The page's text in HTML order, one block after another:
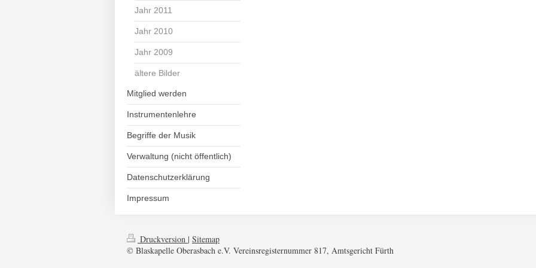
Jahr 2011
Jahr 2010
Jahr 2009
ältere Bilder
Mitglied werden
Instrumentenlehre
Begriffe der Musik
Verwaltung (nicht öffentlich)
Datenschutzerklärung
Impressum
Druckversion | Sitemap
© Blaskapelle Oberasbach e.V. Vereinsregisternummer 817, Amtsgericht Fürth